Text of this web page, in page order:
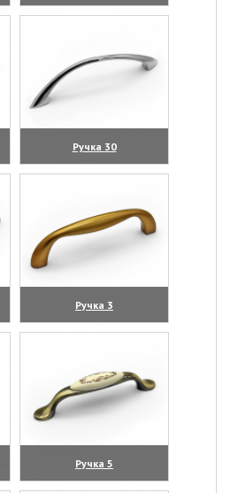
(увеличить)
Ручка 30
(увеличить)
Ручка 3
(увеличить)
Ручка 5
(увеличить)